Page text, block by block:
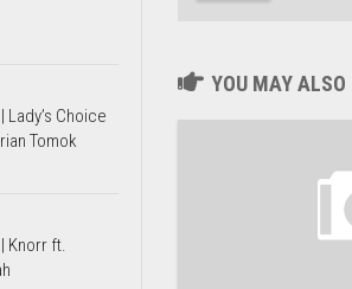
YOU MAY
Lady’s Choice
Tomok
Knorr ft.